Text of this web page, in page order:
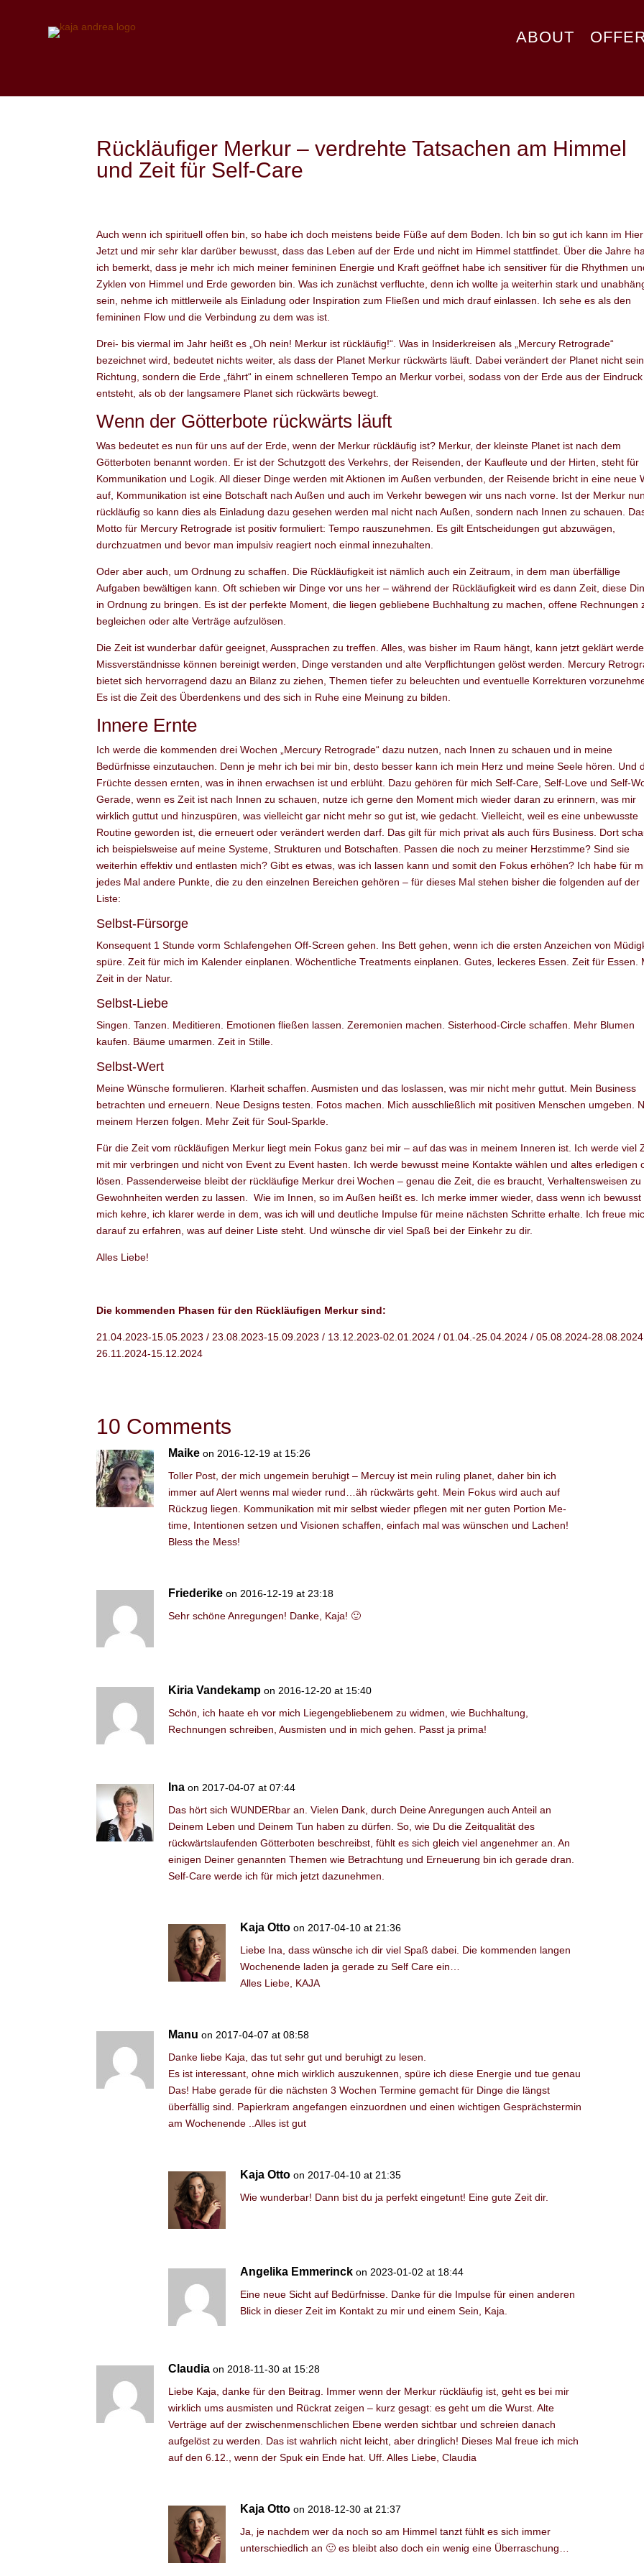
ABOUT
Rückläufiger Merkur – verdrehte Tatsachen am Himmel
und Zeit für Self-Care
Auch wenn ich spirituell offen bin, so habe ich doch meistens beide Füße auf dem Boden. Ich bin so gut ich kann im
Jetzt und mir sehr klar darüber bewusst, dass das Leben auf der Erde und nicht im Himmel stattfindet. Über die Jahre
ich bemerkt, dass je mehr ich mich meiner femininen Energie und Kraft geöffnet habe ich sensitiver für die Rhythmen
Zyklen von Himmel und Erde geworden bin. Was ich zunächst verfluchte, denn ich wollte ja weiterhin stark und
sein, nehme ich mittlerweile als Einladung oder Inspiration zum Fließen und mich drauf einlassen. Ich sehe es als den
femininen Flow und die Verbindung zu dem was ist.
Drei- bis viermal im Jahr heißt es „Oh nein! Merkur ist rückläufig!“. Was in Insiderkreisen als „Mercury Retrograde“
bezeichnet wird, bedeutet nichts weiter, als dass der Planet Merkur rückwärts läuft. Dabei verändert der Planet nicht
Richtung, sondern die Erde „fährt“ in einem schnelleren Tempo an Merkur vorbei, sodass von der Erde aus der Eindruck
entsteht, als ob der langsamere Planet sich rückwärts bewegt.
Wenn der Götterbote rückwärts läuft
Was bedeutet es nun für uns auf der Erde, wenn der Merkur rückläufig ist? Merkur, der kleinste Planet ist nach dem
Götterboten benannt worden. Er ist der Schutzgott des Verkehrs, der Reisenden, der Kaufleute und der Hirten, steht für
Kommunikation und Logik. All dieser Dinge werden mit Aktionen im Außen verbunden, der Reisende bricht in eine neue
auf, Kommunikation ist eine Botschaft nach Außen und auch im Verkehr bewegen wir uns nach vorne. Ist der Merkur
rückläufig so kann dies als Einladung dazu gesehen werden mal nicht nach Außen, sondern nach Innen zu schauen.
Motto für Mercury Retrograde ist positiv formuliert: Tempo rauszunehmen. Es gilt Entscheidungen gut abzuwägen,
durchzuatmen und bevor man impulsiv reagiert noch einmal innezuhalten.
Oder aber auch, um Ordnung zu schaffen. Die Rückläufigkeit ist nämlich auch ein Zeitraum, in dem man überfällige
Aufgaben bewältigen kann. Oft schieben wir Dinge vor uns her – während der Rückläufigkeit wird es dann Zeit, diese
in Ordnung zu bringen. Es ist der perfekte Moment, die liegen gebliebene Buchhaltung zu machen, offene Rechnungen
begleichen oder alte Verträge aufzulösen.
Die Zeit ist wunderbar dafür geeignet, Aussprachen zu treffen. Alles, was bisher im Raum hängt, kann jetzt geklärt
Missverständnisse können bereinigt werden, Dinge verstanden und alte Verpflichtungen gelöst werden. Mercury
bietet sich hervorragend dazu an Bilanz zu ziehen, Themen tiefer zu beleuchten und eventuelle Korrekturen
Es ist die Zeit des Überdenkens und des sich in Ruhe eine Meinung zu bilden.
Innere Ernte
Ich werde die kommenden drei Wochen „Mercury Retrograde“ dazu nutzen, nach Innen zu schauen und in meine
Bedürfnisse einzutauchen. Denn je mehr ich bei mir bin, desto besser kann ich mein Herz und meine Seele hören. Und
Früchte dessen ernten, was in ihnen erwachsen ist und erblüht. Dazu gehören für mich Self-Care, Self-Love und Self-
Gerade, wenn es Zeit ist nach Innen zu schauen, nutze ich gerne den Moment mich wieder daran zu erinnern, was mir
wirklich guttut und hinzuspüren, was vielleicht gar nicht mehr so gut ist, wie gedacht. Vielleicht, weil es eine unbewusste
Routine geworden ist, die erneuert oder verändert werden darf. Das gilt für mich privat als auch fürs Business. Dort
ich beispielsweise auf meine Systeme, Strukturen und Botschaften. Passen die noch zu meiner Herzstimme? Sind sie
weiterhin effektiv und entlasten mich? Gibt es etwas, was ich lassen kann und somit den Fokus erhöhen? Ich habe für
jedes Mal andere Punkte, die zu den einzelnen Bereichen gehören – für dieses Mal stehen bisher die folgenden auf der
Liste:
Selbst-Fürsorge
Konsequent 1 Stunde vorm Schlafengehen Off-Screen gehen. Ins Bett gehen, wenn ich die ersten Anzeichen von
spüre. Zeit für mich im Kalender einplanen. Wöchentliche Treatments einplanen. Gutes, leckeres Essen. Zeit für Essen.
Zeit in der Natur.
Selbst-Liebe
Singen. Tanzen. Meditieren. Emotionen fließen lassen. Zeremonien machen. Sisterhood-Circle schaffen. Mehr Blumen
kaufen. Bäume umarmen. Zeit in Stille.
Selbst-Wert
Meine Wünsche formulieren. Klarheit schaffen. Ausmisten und das loslassen, was mir nicht mehr guttut. Mein Business
betrachten und erneuern. Neue Designs testen. Fotos machen. Mich ausschließlich mit positiven Menschen umgeben.
meinem Herzen folgen. Mehr Zeit für Soul-Sparkle.
Für die Zeit vom rückläufigen Merkur liegt mein Fokus ganz bei mir – auf das was in meinem Inneren ist. Ich werde viel
mit mir verbringen und nicht von Event zu Event hasten. Ich werde bewusst meine Kontakte wählen und altes erledigen
lösen. Passenderweise bleibt der rückläufige Merkur drei Wochen – genau die Zeit, die es braucht, Verhaltensweisen zu
Gewohnheiten werden zu lassen. Wie im Innen, so im Außen heißt es. Ich merke immer wieder, dass wenn ich bewusst
mich kehre, ich klarer werde in dem, was ich will und deutliche Impulse für meine nächsten Schritte erhalte. Ich freue
darauf zu erfahren, was auf deiner Liste steht. Und wünsche dir viel Spaß bei der Einkehr zu dir.
Alles Liebe!
Die kommenden Phasen für den Rückläufigen Merkur sind:
21.04.2023-15.05.2023 / 23.08.2023-15.09.2023 / 13.12.2023-02.01.2024 / 01.04.-25.04.2024 / 05.08.2024-
26.11.2024-15.12.2024
10 Comments
Maike on 2016-12-19 at 15:26
Toller Post, der mich ungemein beruhigt – Mercuy ist mein ruling planet, daher bin ich
immer auf Alert wenns mal wieder rund…äh rückwärts geht. Mein Fokus wird auch auf
Rückzug liegen. Kommunikation mit mir selbst wieder pflegen mit ner guten Portion Me-
time, Intentionen setzen und Visionen schaffen, einfach mal was wünschen und Lachen!
Bless the Mess!
Friederike on 2016-12-19 at 23:18
Sehr schöne Anregungen! Danke, Kaja! 🙂
Kiria Vandekamp on 2016-12-20 at 15:40
Schön, ich haate eh vor mich Liegengebliebenem zu widmen, wie Buchhaltung,
Rechnungen schreiben, Ausmisten und in mich gehen. Passt ja prima!
Ina on 2017-04-07 at 07:44
Das hört sich WUNDERbar an. Vielen Dank, durch Deine Anregungen auch Anteil an
Deinem Leben und Deinem Tun haben zu dürfen. So, wie Du die Zeitqualität des
rückwärtslaufenden Götterboten beschreibst, fühlt es sich gleich viel angenehmer an. An
einigen Deiner genannten Themen wie Betrachtung und Erneuerung bin ich gerade dran.
Self-Care werde ich für mich jetzt dazunehmen.
Kaja Otto on 2017-04-10 at 21:36
Liebe Ina, dass wünsche ich dir viel Spaß dabei. Die kommenden langen
Wochenende laden ja gerade zu Self Care ein…
Alles Liebe, KAJA
Manu on 2017-04-07 at 08:58
Danke liebe Kaja, das tut sehr gut und beruhigt zu lesen.
Es ist interessant, ohne mich wirklich auszukennen, spüre ich diese Energie und tue genau
Das! Habe gerade für die nächsten 3 Wochen Termine gemacht für Dinge die längst
überfällig sind. Papierkram angefangen einzuordnen und einen wichtigen Gesprächstermin
am Wochenende ..Alles ist gut
Kaja Otto on 2017-04-10 at 21:35
Wie wunderbar! Dann bist du ja perfekt eingetunt! Eine gute Zeit dir.
Angelika Emmerinck on 2023-01-02 at 18:44
Eine neue Sicht auf Bedürfnisse. Danke für die Impulse für einen anderen
Blick in dieser Zeit im Kontakt zu mir und einem Sein, Kaja.
Claudia on 2018-11-30 at 15:28
Liebe Kaja, danke für den Beitrag. Immer wenn der Merkur rückläufig ist, geht es bei mir
wirklich ums ausmisten und Rückrat zeigen – kurz gesagt: es geht um die Wurst. Alte
Verträge auf der zwischenmenschlichen Ebene werden sichtbar und schreien danach
aufgelöst zu werden. Das ist wahrlich nicht leicht, aber dringlich! Dieses Mal freue ich mich
auf den 6.12., wenn der Spuk ein Ende hat. Uff. Alles Liebe, Claudia
Kaja Otto on 2018-12-30 at 21:37
Ja, je nachdem wer da noch so am Himmel tanzt fühlt es sich immer
unterschiedlich an 🙂 es bleibt also doch ein wenig eine Überraschung…